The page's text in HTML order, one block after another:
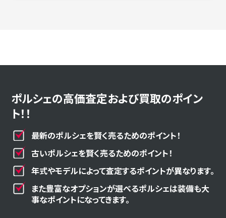
ポルシェの高価査定および買取のポイン
ト！！
最新のポルシェを賢く売るためのポイント！
古いポルシェを賢く売るためのポイント！
年式やモデルによって査定するポイントが異なります。
また豊富なオプションが選べるポルシェは装備も大
事なポイントになってきます。